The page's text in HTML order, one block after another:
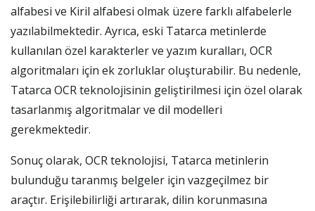
alfabesi ve Kiril alfabesi olmak üzere farklı alfabelerle
yazılabilmektedir. Ayrıca, eski Tatarca metinlerde
kullanılan özel karakterler ve yazım kuralları, OCR
algoritmaları için ek zorluklar oluşturabilir. Bu nedenle,
Tatarca OCR teknolojisinin geliştirilmesi için özel olarak
tasarlanmış algoritmalar ve dil modelleri
gerekmektedir.
Sonuç olarak, OCR teknolojisi, Tatarca metinlerin
bulunduğu taranmış belgeler için vazgeçilmez bir
araçtır. Erişilebilirliği artırarak, dilin korunmasına